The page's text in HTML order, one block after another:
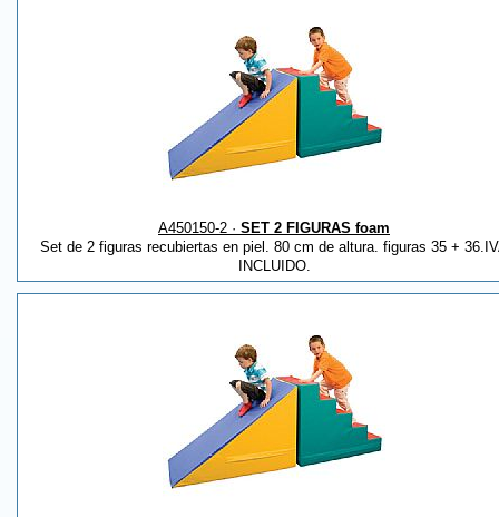
A450150-2 · SET 2 FIGURAS foam
Set de 2 figuras recubiertas en piel. 80 cm de altura. figuras 35 +
INCLUIDO.